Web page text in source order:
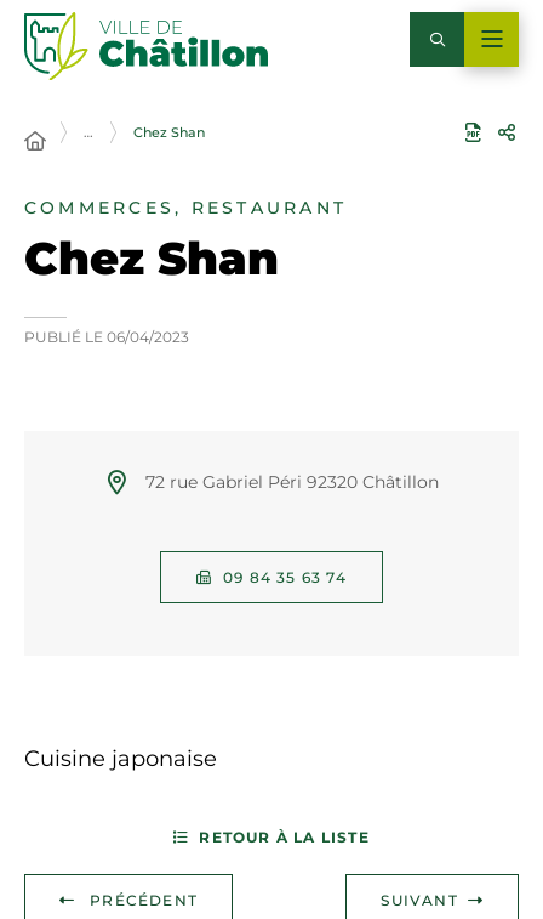
… Chez Shan
COMMERCES, RESTAURANT
Chez Shan
PUBLIÉ LE 06/04/2023
72 rue Gabriel Péri 92320 Châtillon
09 84 35 63 74
Cuisine japonaise
PRÉCÉDENT
RETOUR À LA LISTE
SUIVANT